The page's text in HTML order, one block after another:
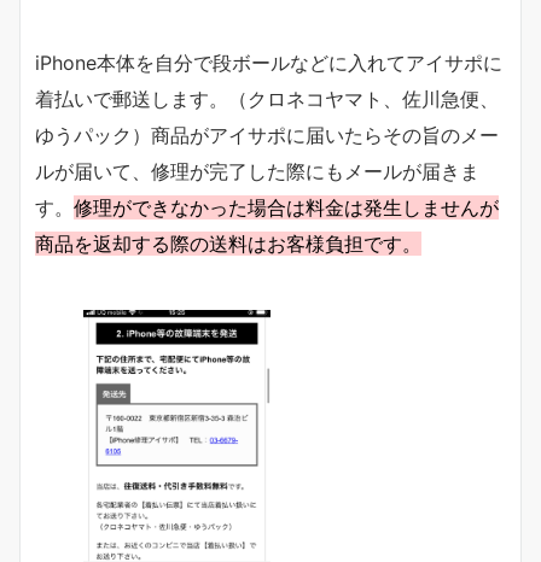
iPhone本体を自分で段ボールなどに入れてアイサポに
着払いで郵送します。（クロネコヤマト、佐川急便、
ゆうパック）商品がアイサポに届いたらその旨のメー
ルが届いて、修理が完了した際にもメールが届きま
す。 修理ができなかった場合は料金は発生しませんが
商品を返却する際の送料はお客様負担です。